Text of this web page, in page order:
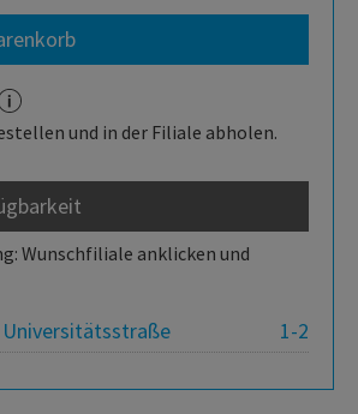
und in der Filiale abholen.
Wunschfiliale anklicken und
1-2